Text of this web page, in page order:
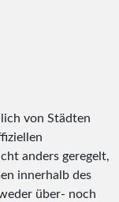
von Städten
anders geregelt,
innerhalb des
über- noch